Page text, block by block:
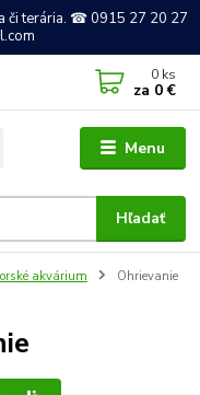
či terária. ☎ 0915 27 20 27
Menu
Hľadať
0 ks
za 0 €
akvárium
Ohrievanie